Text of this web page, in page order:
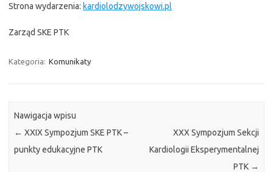
Strona wydarzenia: kardiolodzywojskowi.pl
Zarząd SKE PTK
Kategoria: Komunikaty
Nawigacja wpisu
← XXIX Sympozjum SKE PTK –
punkty edukacyjne PTK
XXX Sympozjum Sekcji
Kardiologii Eksperymentalnej
PTK →